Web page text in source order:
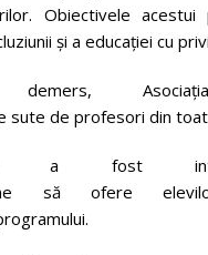
Obiectivele
și a educației cu
demers,
sute de profesori din
a fost
să ofere